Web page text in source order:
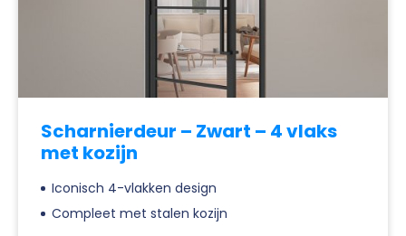
Scharnierdeur – Zwart – 4 vlaks
met kozijn
Iconisch 4-vlakken design
Compleet met stalen kozijn